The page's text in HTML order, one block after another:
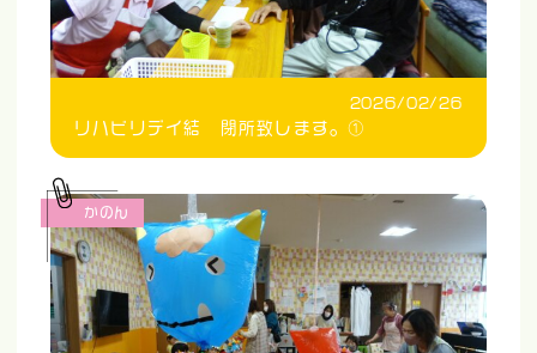
2026/02/26
リハビリデイ結 閉所致します。①
かのん